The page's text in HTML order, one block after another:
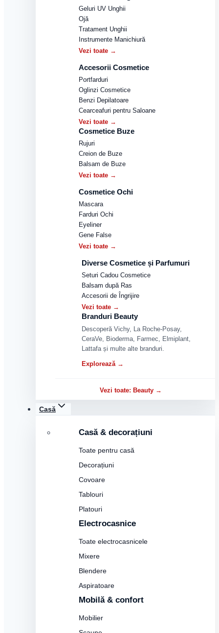
Geluri UV Unghii
Ojă
Tratament Unghii
Instrumente Manichiură
Vezi toate →
Accesorii Cosmetice
Portfarduri
Oglinzi Cosmetice
Benzi Depilatoare
Cearceafuri pentru Saloane
Vezi toate →
Cosmetice Buze
Rujuri
Creion de Buze
Balsam de Buze
Vezi toate →
Cosmetice Ochi
Mascara
Farduri Ochi
Eyeliner
Gene False
Vezi toate →
Diverse Cosmetice și Parfumuri
Seturi Cadou Cosmetice
Balsam după Ras
Accesorii de Îngrijire
Vezi toate →
Branduri Beauty
Descoperă Vichy, La Roche-Posay,
CeraVe, Bioderma, Farmec, Elmiplant,
Lattafa și multe alte branduri.
Explorează →
Vezi toate: Beauty →
Casă
Casă & decorațiuni
Toate pentru casă
Decorațiuni
Covoare
Tablouri
Platouri
Electrocasnice
Toate electrocasnicele
Mixere
Blendere
Aspiratoare
Mobilă & confort
Mobilier